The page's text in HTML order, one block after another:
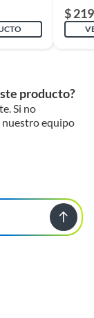
$
producto?
Si no
nuestro equipo